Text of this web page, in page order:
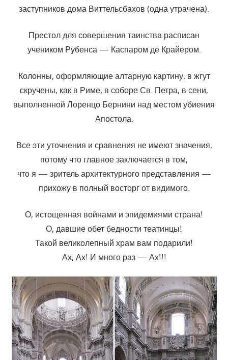
заступников дома Виттельсбахов (одна утрачена).
Престол для совершения таинства расписан
учеником Рубенса — Каспаром де Крайером.
Колонны, оформляющие алтарную картину, в жгут
скручены, как в Риме, в соборе Св. Петра, в сени,
выполненной Лоренцо Бернини над местом убиения
Апостола.
Все эти уточнения и сравнения не имеют значения,
потому что главное заключается в том,
что я — зритель архитектурного представления —
прихожу в полный восторг от видимого.
О, истощенная войнами и эпидемиями страна!
О, давшие обет бедности театинцы!
Такой великолепный храм вам подарили!
Ах, Ах! И много раз — Ах!!!